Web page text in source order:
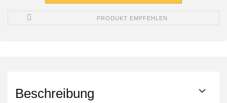
PRODUKT EMPFEHLEN
Beschreibung